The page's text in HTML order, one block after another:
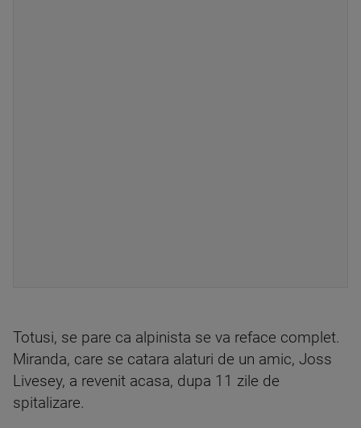
Totusi, se pare ca alpinista se va reface complet.
Miranda, care se catara alaturi de un amic, Joss
Livesey, a revenit acasa, dupa 11 zile de
spitalizare.